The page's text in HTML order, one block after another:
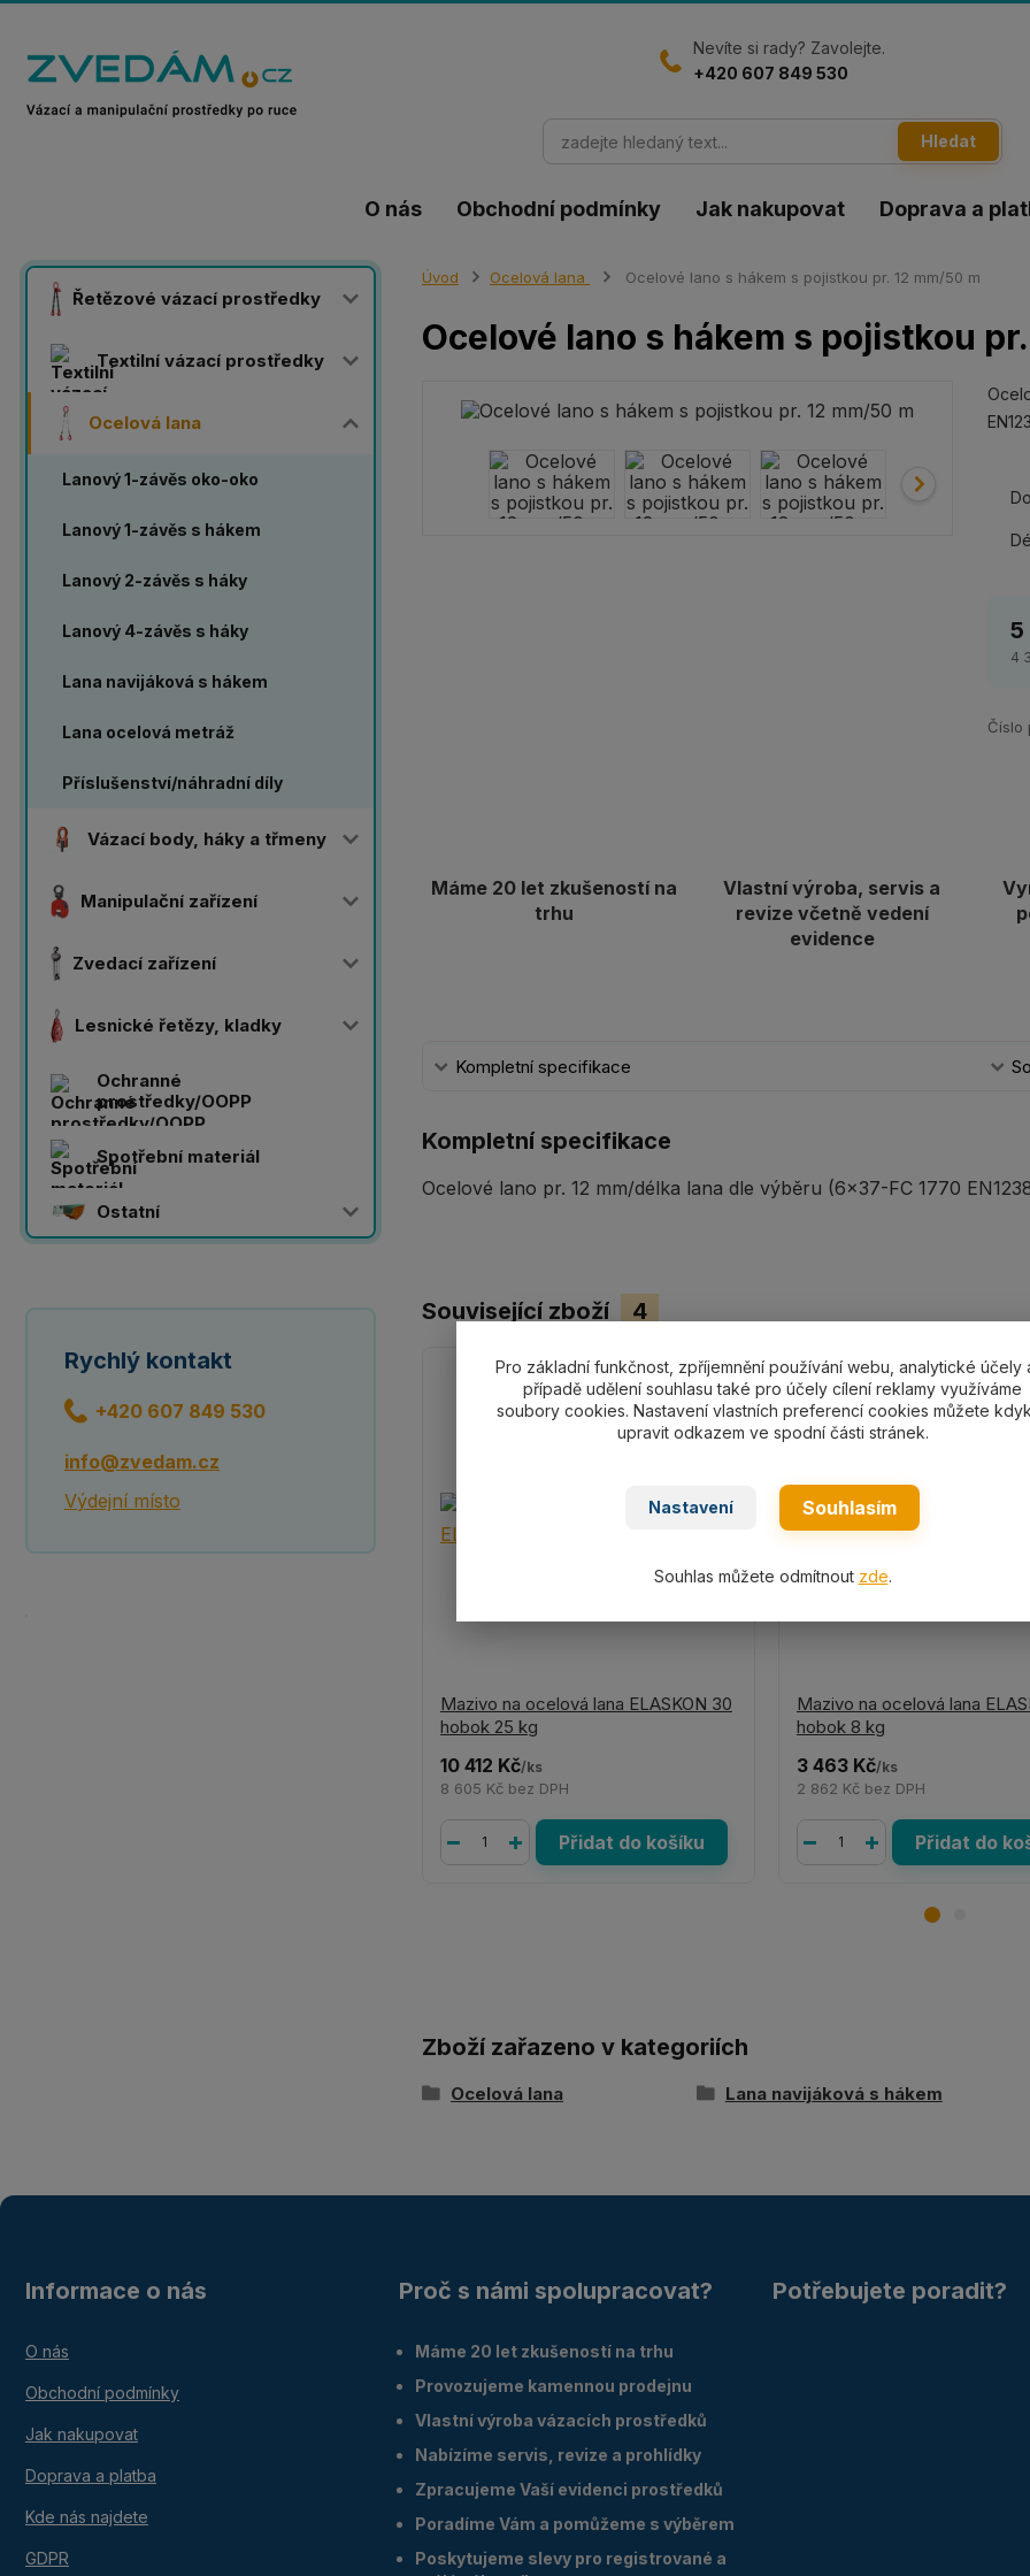
O nás Obchodní podmínky Jak nakupovat Doprava a
Hledat
Nevíte si rady? Zavolejte.
+420 607 849 530
Řetězové vázací prostředky
Textilní vázací prostředky
Ocelová lana
Lanový 1-závěs oko-oko
Lanový 1-závěs s hákem
Lanový 2-závěs s háky
Lanový 4-závěs s háky
Lana navijáková s hákem
Lana ocelová metráž
Příslušenství/náhradní díly
Vázací body, háky a třmeny
Manipulační zařízení
Zvedací zařízení
Lesnické řetězy, kladky
Ochranné
prostředky/OOPP
Spotřební materiál
Ostatní
Rychlý kontakt
+420 607 849 530
info@zvedam.cz
Výdejní místo
Úvod Ocelová lana Ocelové lano s hákem s pojistkou pr. 12 mm/50 m
Ocelové lano s hákem s pojistkou
5
4
Číslo
Máme 20 let zkušeností na
trhu
Vlastní výroba, servis a
revize včetně vedení
evidence
Kompletní specifikace
Kompletní specifikace
Ocelové lano pr. 12 mm/délka lana dle výběru (6x37-FC 1770
Související zboží 4
Mazivo na ocelová lana ELASKON 30
hobok 25 kg
10 412 Kč/ks
8 605 Kč bez DPH
Přidat do košíku
Mazivo na ocelová lana
hobok 8 kg
3 463 Kč/ks
2 862 Kč bez DPH
Přidat do
Zboží zařazeno v kategoriích
Ocelová lana Lana navijáková s hákem
Informace o nás
O nás
Obchodní podmínky
Jak nakupovat
Doprava a platba
Kde nás najdete
GDPR
Proč s námi spolupracovat?
Máme 20 let zkušeností na trhu
Provozujeme kamennou prodejnu
Vlastní výroba vázacích prostředků
Nabízíme servis, revize a prohlídky
Zpracujeme Vaší evidenci prostředků
Poradíme Vám a pomůžeme s výběrem
Poskytujeme slevy pro registrované a
Potřebujete poradit?
Pro základní funkčnost, zpříjemnění používání webu, analytické účely
případě udělení souhlasu také pro účely cílení reklamy využíváme
soubory cookies. Nastavení vlastních preferencí cookies můžete
upravit odkazem ve spodní části stránek.
Nastavení Souhlasím
Souhlas můžete odmítnout zde.